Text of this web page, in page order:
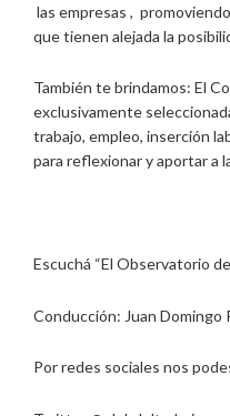
las empresas ,
que tienen alejada la
También te brindamos: El
exclusivamente
trabajo, empleo, inserción
para reflexionar y aportar a
Escuchá “El Observatorio
Conducción: Juan Domingo
Por redes sociales nos